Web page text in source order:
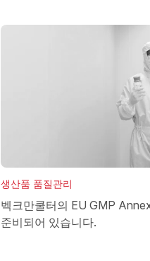
생산품 품질관리
벡크만쿨터의 EU GMP
준비되어 있습니다.